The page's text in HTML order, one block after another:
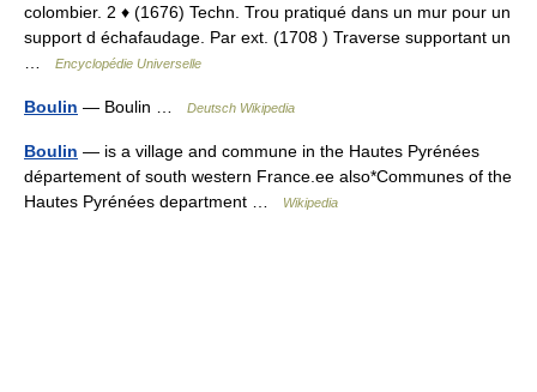
colombier. 2 ♦ (1676) Techn. Trou pratiqué dans un mur pour un
support d échafaudage. Par ext. (1708 ) Traverse supportant un
Encyclopédie Universelle
Boulin — Boulin … Deutsch Wikipedia
Boulin — is a village and commune in the Hautes Pyrénées
département of south western France.ee also*Communes of the
Hautes Pyrénées department …
Wikipedia